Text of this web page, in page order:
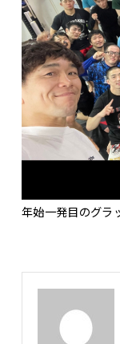
年始一発目のグラ